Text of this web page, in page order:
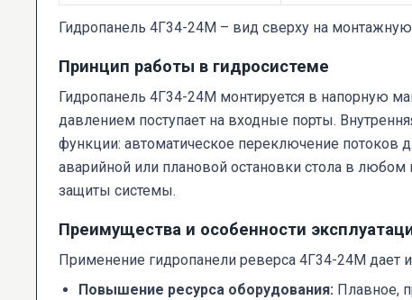
Гидропанель 4Г34-24М – вид сверху на
Принцип работы в гидросистеме
Гидропанель 4Г34-24М монтируется в напорную
давлением поступает на входные порты.
функции: автоматическое переключение потоков
аварийной или плановой остановки стола в
защиты системы.
Преимущества и особенности
Применение гидропанели реверса 4Г34-24М дает
Повышение ресурса оборудования: Плавное,